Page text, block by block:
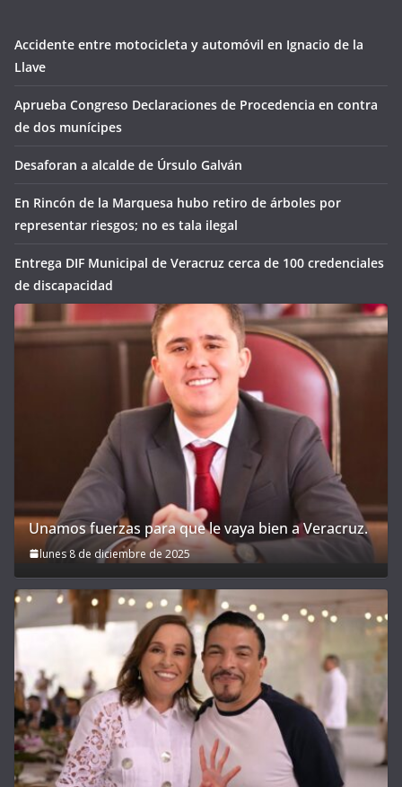
Accidente entre motocicleta y automóvil en Ignacio de la
Llave
Aprueba Congreso Declaraciones de Procedencia en contra
de dos munícipes
Desaforan a alcalde de Úrsulo Galván
En Rincón de la Marquesa hubo retiro de árboles por
representar riesgos; no es tala ilegal
Entrega DIF Municipal de Veracruz cerca de 100 credenciales
de discapacidad
Unamos fuerzas para que le vaya bien a Veracruz.
lunes 8 de diciembre de 2025